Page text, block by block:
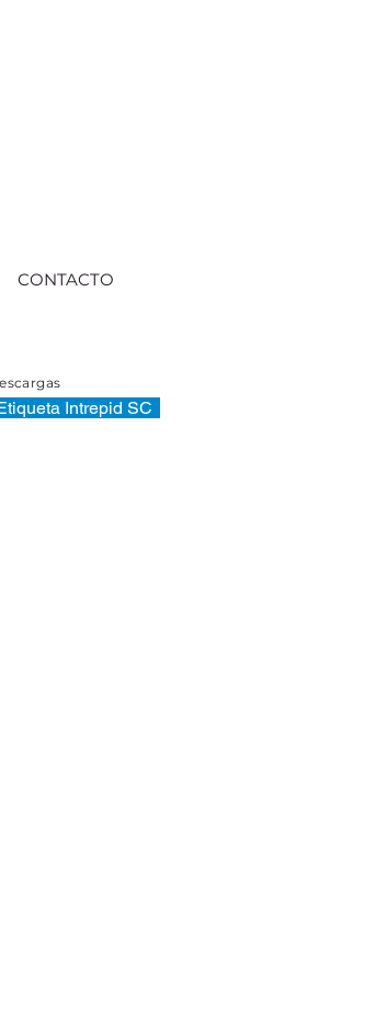
CONTACTO
Intrepid SC